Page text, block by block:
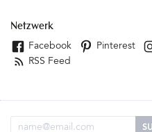
Netzwerk
Facebook Pinterest
RSS Feed
Email Adresse